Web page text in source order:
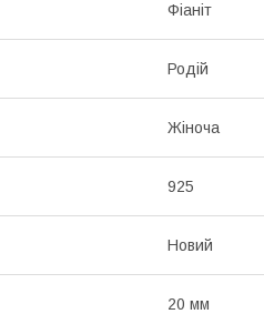
Фіаніт
Родій
Жіноча
925
Новий
20 мм